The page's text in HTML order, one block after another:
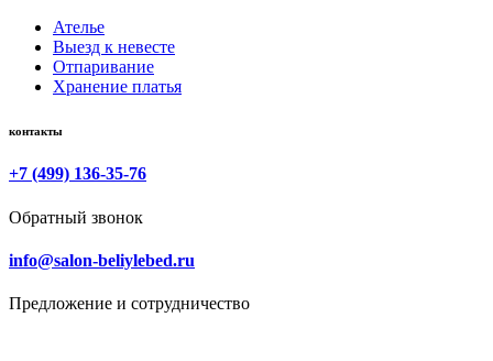
Ателье
Выезд к невесте
Отпаривание
Хранение платья
контакты
+7 (499) 136-35-76
Обратный звонок
info@salon-beliylebed.ru
Предложение и сотрудничество